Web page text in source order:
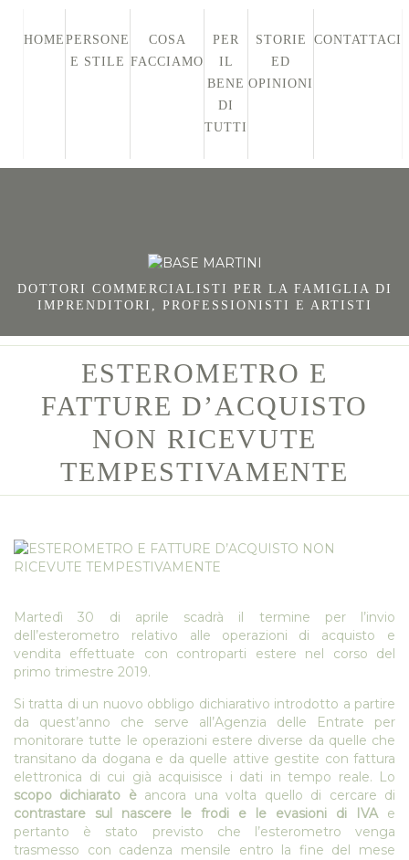
HOME PERSONE
E STILE
COSA
FACCIAMO
PER
IL
BENE
DI
TUTTI
STORIE
ED
OPINIONI
CONTATTACI
DOTTORI COMMERCIALISTI PER LA FAMIGLIA DI
IMPRENDITORI, PROFESSIONISTI E ARTISTI
ESTEROMETRO E
FATTURE D’ACQUISTO
NON RICEVUTE
TEMPESTIVAMENTE
Martedì 30 di aprile scadrà il termine per l’invio
dell’esterometro relativo alle operazioni di acquisto e
vendita effettuate con controparti estere nel corso del
primo trimestre 2019.
Si tratta di un nuovo obbligo dichiarativo introdotto a partire
da quest’anno che serve all’Agenzia delle Entrate per
monitorare tutte le operazioni estere diverse da quelle che
transitano da dogana e da quelle attive gestite con fattura
elettronica di cui già acquisisce i dati in tempo reale. Lo
scopo dichiarato èancora una volta quello di cercare di
contrastare sul nascere le frodi e le evasioni di IVAe
pertanto è stato previsto che l’esterometro venga
trasmesso con cadenza mensile entro la fine del mese